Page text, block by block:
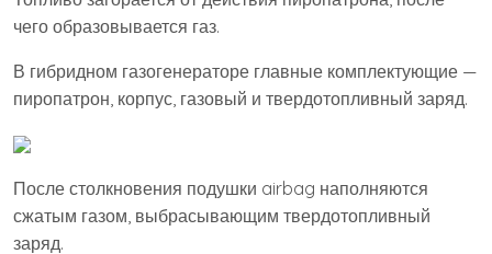
чего образовывается газ.
В гибридном газогенераторе главные комплектующие —
пиропатрон, корпус, газовый и твердотопливный заряд.
После столкновения подушки airbag наполняются
сжатым газом, выбрасывающим твердотопливный
заряд.